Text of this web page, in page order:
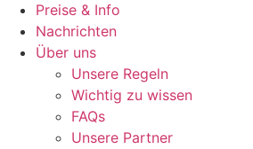
Preise & Info
Nachrichten
Über uns
Unsere Regeln
Wichtig zu wissen
FAQs
Unsere Partner